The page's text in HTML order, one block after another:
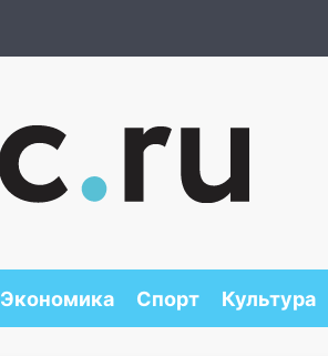
Экономика Спорт Культура